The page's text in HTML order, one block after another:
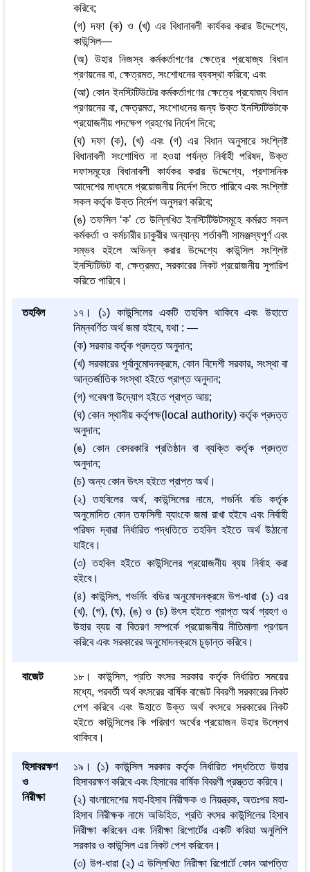
করিবে;
(গ) দফা (ক) ও (খ) এর বিধানাবলী কার্যকর করার উদ্দেশ্যে,
কাউন্সিল—
(অ) উহার নিজস্ব কর্মকর্তাগণের ক্ষেত্রে প্রযোজ্য বিধান
প্রণয়নের বা, ক্ষেত্রমত, সংশোধনের ব্যবস্থা করিবে; এবং
(আ) কোন ইনস্টিটিউটের কর্মকর্তাগণের ক্ষেত্রে প্রযোজ্য বিধান
প্রণয়নের বা, ক্ষেত্রমত, সংশোধনের জন্য উক্ত ইনস্টিটিউটকে
প্রয়োজনীয় পদক্ষেপ গ্রহণের নির্দেশ দিবে;
(ঘ) দফা (ক), (খ) এবং (গ) এর বিধান অনুসারে সংশ্লিষ্ট
বিধানাবলী সংশোধিত না হওয়া পর্যন্ত নির্বাহী পরিষদ, উক্ত
দফাসমূহের বিধানাবলী কার্যকর করার উদ্দেশ্যে, প্রশাসনিক
আদেশের মাধ্যমে প্রয়োজনীয় নির্দেশ দিতে পারিবে এবং সংশ্লিষ্ট
সকল কর্তৃক উক্ত নির্দেশ অনুসরণ করিবে;
(ঙ) তফসিল ‘ক’ তে উল্লিখিত ইনস্টিটিউটসমূহে কর্মরত সকল
কর্মকর্তা ও কর্মচারীর চাকুরীর অন্যান্য শর্তাবলী সামঞ্জস্যপূর্ণ এবং
সম্ভব হইলে অভিন্ন করার উদ্দেশ্যে কাউন্সিল সংশ্লিষ্ট
ইনস্টিটিউট বা, ক্ষেত্রমত, সরকারের নিকট প্রয়োজনীয় সুপারিশ
করিতে পারিবে।
তহবিল
১৭। (১) কাউন্সিলের একটি তহবিল থাকিবে এবং উহাতে
নিম্নবর্ণিত অর্থ জমা হইবে, যথা : —
(ক) সরকার কর্তৃক প্রদত্ত অনুদান;
(খ) সরকারের পূর্বানুমোদনক্রমে, কোন বিদেশী সরকার, সংস্থা বা
আন্তর্জাতিক সংস্থা হইতে প্রাপ্ত অনুদান;
(গ) গবেষণা উদ্যোগ হইতে প্রাপ্ত আয়;
(ঘ) কোন স্থানীয় কর্তৃপক্ষ(local authority) কর্তৃক প্রদত্ত
অনুদান;
(ঙ) কোন বেসরকারি প্রতিষ্ঠান বা ব্যক্তি কর্তৃক প্রদত্ত
অনুদান;
(চ) অন্য কোন উৎস হইতে প্রাপ্ত অর্থ।
(২) তহবিলের অর্থ, কাউন্সিলের নামে, গভর্নিং বডি কর্তৃক
অনুমোদিত কোন তফসিলী ব্যাংকে জমা রাখা হইবে এবং নির্বাহী
পরিষদ দ্বারা নির্ধারিত পদ্ধতিতে তহবিল হইতে অর্থ উঠানো
যাইবে।
(৩) তহবিল হইতে কাউন্সিলের প্রয়োজনীয় ব্যয় নির্বাহ করা
হইবে।
(৪) কাউন্সিল, গভর্নিং বডির অনুমোদনক্রমে উপ-ধারা (১) এর
(খ), (গ), (ঘ), (ঙ) ও (চ) উৎস হইতে প্রাপ্ত অর্থ গ্রহণ ও
উহার ব্যয় বা বিতরণ সম্পর্কে প্রয়োজনীয় নীতিমালা প্রণয়ন
করিবে এবং সরকারের অনুমোদনক্রমে চূড়ান্ত করিবে।
বাজেট
১৮। কাউন্সিল, প্রতি বৎসর সরকার কর্তৃক নির্ধারিত সময়ের
মধ্যে, পরবর্তী অর্থ বৎসরের বার্ষিক বাজেট বিবরণী সরকারের নিকট
পেশ করিবে এবং উহাতে উক্ত অর্থ বৎসরে সরকারের নিকট
হইতে কাউন্সিলের কি পরিমাণ অর্থের প্রয়োজন উহার উল্লেখ
থাকিবে।
হিসাবরক্ষণ
ও
নিরীক্ষা
১৯। (১) কাউন্সিল সরকার কর্তৃক নির্ধারিত পদ্ধতিতে উহার
হিসাবরক্ষণ করিবে এবং হিসাবের বার্ষিক বিবরণী প্রস্ত্তত করিবে।
(২) বাংলাদেশের মহা-হিসাব নিরীক্ষক ও নিয়ন্ত্রক, অতঃপর মহা-
হিসাব নিরীক্ষক নামে অভিহিত, প্রতি বৎসর কাউন্সিলের হিসাব
নিরীক্ষা করিবেন এবং নিরীক্ষা রিপোর্টের একটি করিয়া অনুলিপি
সরকার ও কাউন্সিল এর নিকট পেশ করিবেন।
(৩) উপ-ধারা (২) এ উল্লিখিত নিরীক্ষা রিপোর্টে কোন আপত্তি